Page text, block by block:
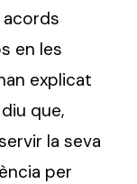
acords
en les
explicat
que,
la seva
per